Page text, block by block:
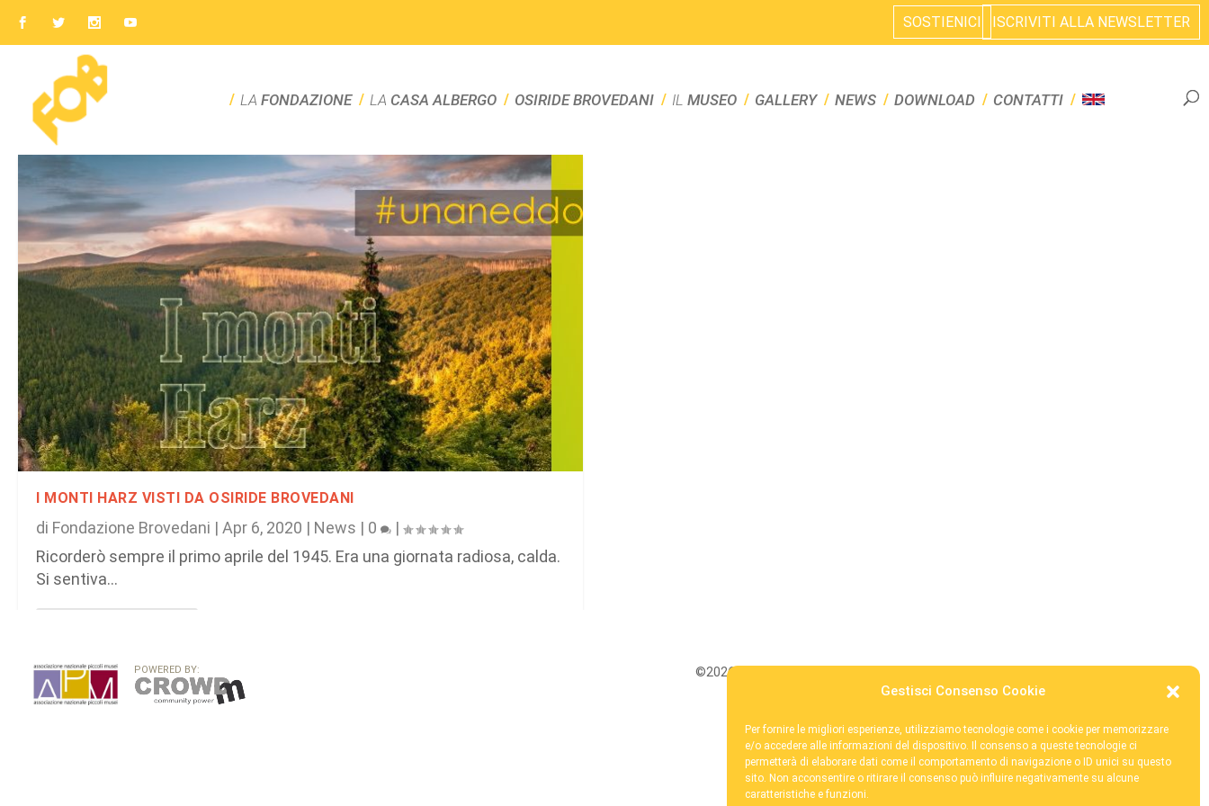
Gestisci Consenso Cookie
Per fornire le migliori esperienze, utilizziamo tecnologie come i cookie per memorizzare
e/o accedere alle informazioni del dispositivo. Il consenso a queste tecnologie ci
permetterà di elaborare dati come il comportamento di navigazione o ID unici su questo
sito. Non acconsentire o ritirare il consenso può influire negativamente su alcune
caratteristiche e funzioni.
SOSTIENICI ISCRIVITI ALLA NEWSLETTER
LA FONDAZIONE LA CASA ALBERGO OSIRIDE BROVEDANI IL MUSEO GALLERY NEWS DOWNLOAD CONTATTI
I MONTI HARZ VISTI DA OSIRIDE BROVEDANI
di Fondazione Brovedani | Apr 6, 2020 | News | 0
|
Ricorderò sempre il primo aprile del 1945. Era una giornata radiosa, calda.
Si sentiva...
POWERED BY: ©2026 / Fondazione Brovedani Ets - C.F. 80008930325 /